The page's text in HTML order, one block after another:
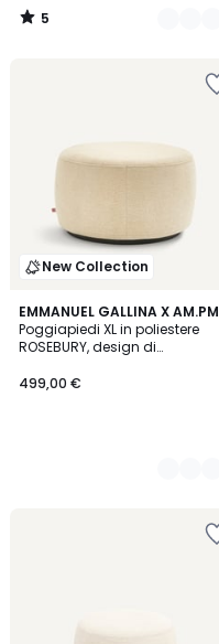
5
/
New Collection
EMMANUEL GALLINA X AM.PM
Poggiapiedi XL in poliestere
ROSEBURY, design di
499,00 €
2
Colori